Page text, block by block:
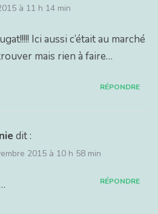
à 11 h 14 min
Ici aussi c’était au marché
trouver mais rien à faire…
RÉPONDRE
dit :
2015 à 10 h 58 min
RÉPONDRE